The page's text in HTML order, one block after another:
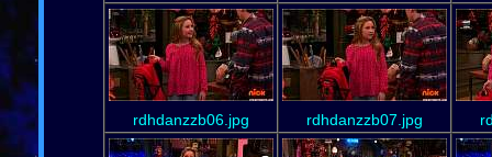
rdhdanzzb06.jpg rdhdanzzb07.jpg